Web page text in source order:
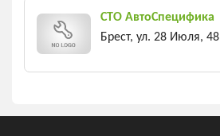
СТО АвтоСпецифика
Брест, ул. 28 Июля, 48